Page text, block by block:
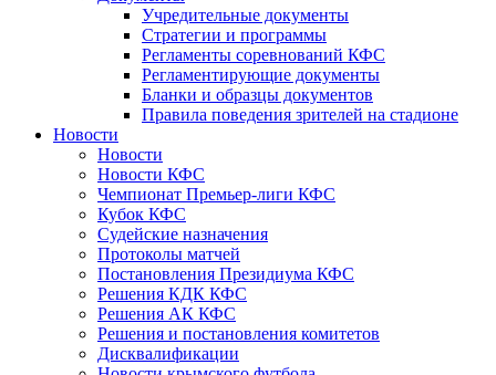
Учредительные документы
Стратегии и программы
Регламенты соревнований КФС
Регламентирующие документы
Бланки и образцы документов
Правила поведения зрителей на стадионе
Новости
Новости
Новости КФС
Чемпионат Премьер-лиги КФС
Кубок КФС
Судейские назначения
Протоколы матчей
Постановления Президиума КФС
Решения КДК КФС
Решения АК КФС
Решения и постановления комитетов
Дисквалификации